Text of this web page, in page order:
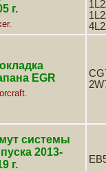
г.
EGR
системы
2013-
г.